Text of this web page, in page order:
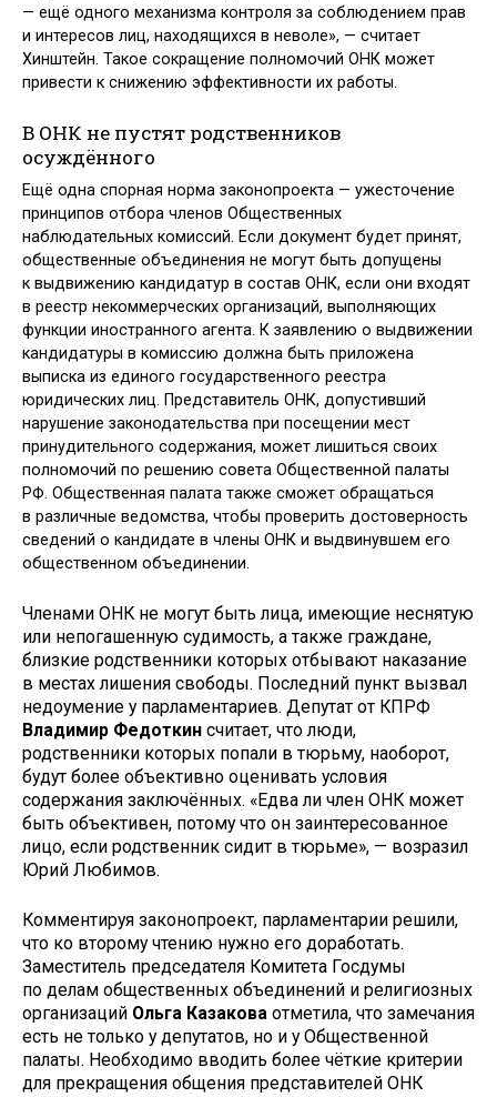
— ещё одного механизма контроля за соблюдением прав
и интересов лиц, находящихся в неволе», — считает
Хинштейн. Такое сокращение полномочий ОНК может
привести к снижению эффективности их работы.
В ОНК не пустят родственников
осуждённого
Ещё одна спорная норма законопроекта — ужесточение
принципов отбора членов Общественных
наблюдательных комиссий. Если документ будет принят,
общественные объединения не могут быть допущены
к выдвижению кандидатур в состав ОНК, если они входят
в реестр некоммерческих организаций, выполняющих
функции иностранного агента. К заявлению о выдвижении
кандидатуры в комиссию должна быть приложена
выписка из единого государственного реестра
юридических лиц. Представитель ОНК, допустивший
нарушение законодательства при посещении мест
принудительного содержания, может лишиться своих
полномочий по решению совета Общественной палаты
РФ. Общественная палата также сможет обращаться
в различные ведомства, чтобы проверить достоверность
сведений о кандидате в члены ОНК и выдвинувшем его
общественном объединении.
Членами ОНК не могут быть лица, имеющие неснятую
или непогашенную судимость, а также граждане,
близкие родственники которых отбывают наказание
в местах лишения свободы. Последний пункт вызвал
недоумение у парламентариев. Депутат от КПРФ
Владимир Федоткин считает, что люди,
родственники которых попали в тюрьму, наоборот,
будут более объективно оценивать условия
содержания заключённых. «Едва ли член ОНК может
быть объективен, потому что он заинтересованное
лицо, если родственник сидит в тюрьме», — возразил
Юрий Любимов.
Комментируя законопроект, парламентарии решили,
что ко второму чтению нужно его доработать.
Заместитель председателя Комитета Госдумы
по делам общественных объединений и религиозных
организаций Ольга Казакова отметила, что замечания
есть не только у депутатов, но и у Общественной
палаты. Необходимо вводить более чёткие критерии
для прекращения общения представителей ОНК